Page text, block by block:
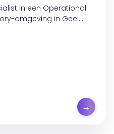
In een Operational
omgeving in Geel
mee aan de evolutie...
→